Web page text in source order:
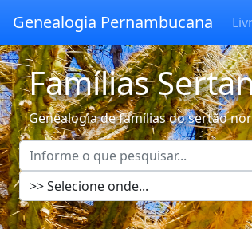
Genealogia Pernambucana
Famílias
Genealogia de famílias do sertão